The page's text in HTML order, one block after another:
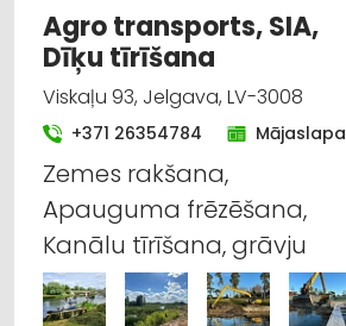
Agro transports, SIA,
Dīķu tīrīšana
Viskaļu 93, Jelgava, LV-3008
+371 26354784 Mājaslapa
Zemes rakšana,
Apauguma frēzēšana,
Kanālu tīrīšana, grāvju